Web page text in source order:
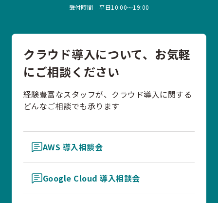
受付時間 平日10:00〜19:00
クラウド導入について、お気軽
にご相談ください
経験豊富なスタッフが、クラウド導入に関する
どんなご相談でも承ります
AWS 導入相談会
Google Cloud 導入相談会